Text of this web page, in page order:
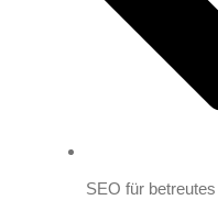
SEO für